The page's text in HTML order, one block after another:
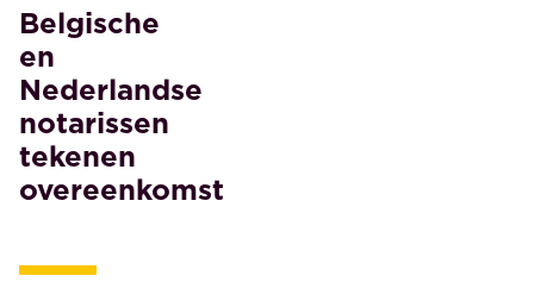
Belgische
en
Nederlandse
notarissen
tekenen
overeenkomst